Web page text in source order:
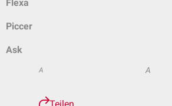
Flexa
Piccer
Ask
A A